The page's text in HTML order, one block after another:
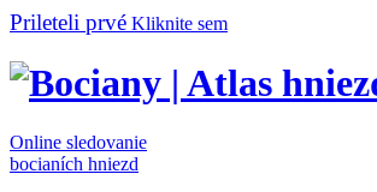
Prileteli prvé Kliknite sem
Online sledovanie
bocianích hniezd